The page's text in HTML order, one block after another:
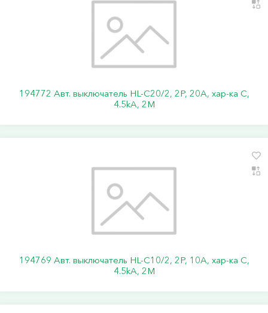
194772 Авт. выключатель HL-C20/2, 2P, 20A, хар-ка C,
4.5kA, 2M
194769 Авт. выключатель HL-C10/2, 2P, 10A, хар-ка C,
4.5kA, 2M